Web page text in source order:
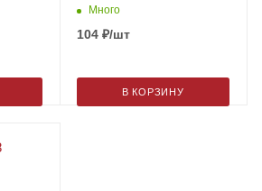
Много
104₽/шт
В КОРЗИНУ